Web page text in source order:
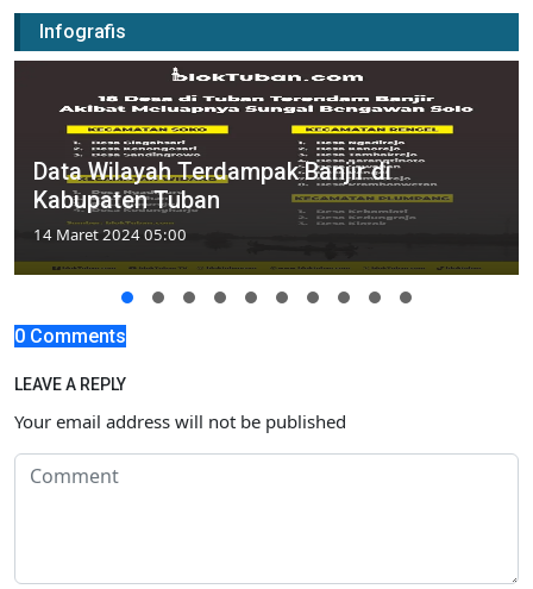
Infografis
Data Wilayah Terdampak Banjir di
Kabupaten Tuban
14 Maret 2024 05:00
0 Comments
LEAVE A REPLY
Your email address will not be published